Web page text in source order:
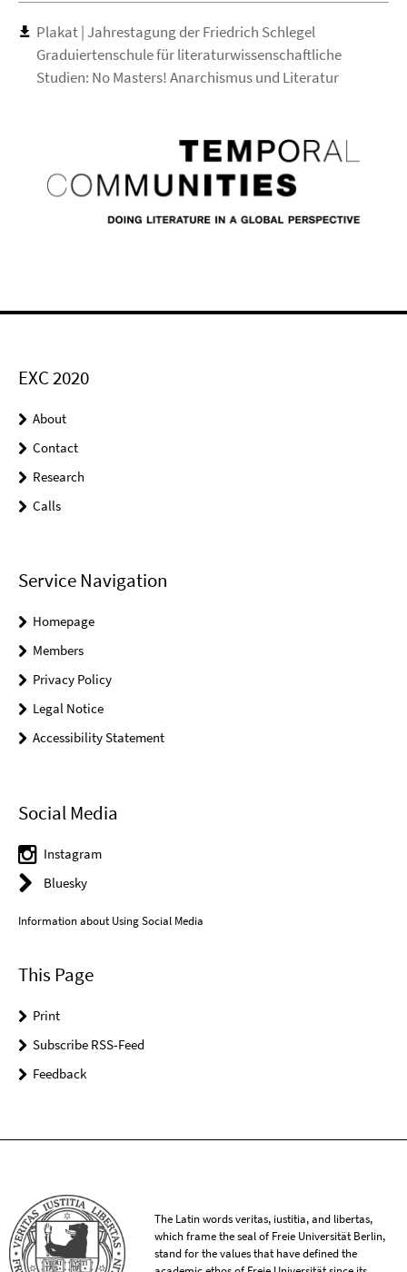
Plakat | Jahrestagung der Friedrich Schlegel
Graduiertenschule für literaturwissenschaftliche
Studien: No Masters! Anarchismus und Literatur
EXC 2020
About
Contact
Research
Calls
Service Navigation
Homepage
Members
Privacy Policy
Legal Notice
Accessibility Statement
Social Media
Instagram
Bluesky
Information about Using Social Media
This Page
Print
Subscribe RSS-Feed
Feedback
The Latin words veritas, iustitia, and libertas,
which frame the seal of Freie Universität Berlin,
stand for the values that have defined the